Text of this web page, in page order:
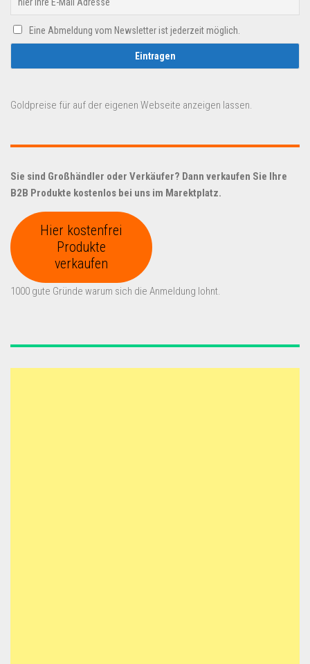
Eine Abmeldung vom Newsletter ist jederzeit möglich.
Goldpreise für auf der eigenen Webseite anzeigen lassen.
Sie sind Großhändler oder Verkäufer? Dann verkaufen Sie Ihre
B2B Produkte kostenlos bei uns im Marektplatz.
Hier kostenfrei
Produkte
verkaufen
1000 gute Gründe warum sich die Anmeldung lohnt.